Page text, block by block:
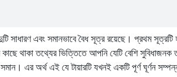
সাধারণ এবং সমানভাবে বৈধ সূত্র রয়েছে। প্রথম
কাছে থাকা তথ্যের ভিত্তিতে আপনি যেটি বেশি
এর অর্থ এই যে টায়ারটি যখনই একটি পূর্ণ ঘূর্ণন